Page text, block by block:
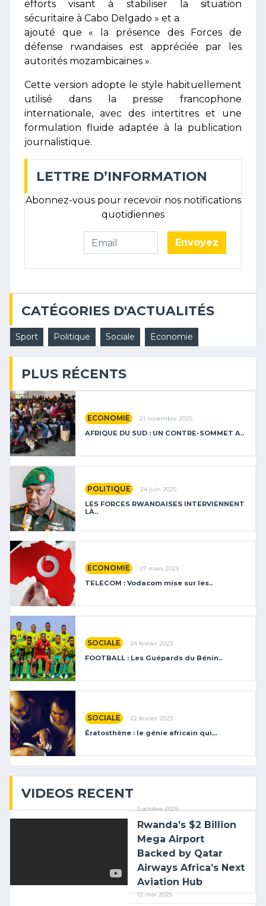
efforts visant à stabiliser la situation
sécuritaire à Cabo Delgado » et a
ajouté que « la présence des Forces de
défense rwandaises est appréciée par les
autorités mozambicaines ».
Cette version adopte le style habituellement
utilisé dans la presse francophone
internationale, avec des intertitres et une
formulation fluide adaptée à la publication
journalistique.
LETTRE D’INFORMATION
Abonnez-vous pour recevoir nos notifications
quotidiennes
Envoyez
CATÉGORIES D'ACTUALITÉS
Sport Politique Sociale Economie
PLUS RÉCENTS
ECONOMIE 21 novembre 2025
AFRIQUE DU SUD : UN CONTRE-SOMMET A..
POLITIQUE 24 juin 2025
LES FORCES RWANDAISES INTERVIENNENT
LÀ..
ECONOMIE 27 mars 2023
TELECOM : Vodacom mise sur les..
SOCIALE 24 février 2023
FOOTBALL : Les Guépards du Bénin..
SOCIALE 22 février 2023
Ératosthène : le génie africain qui,..
VIDEOS RECENT
5 octobre 2025
Rwanda’s $2 Billion
Mega Airport
Backed by Qatar
Airways Africa’s Next
Aviation Hub
12 mai 2025